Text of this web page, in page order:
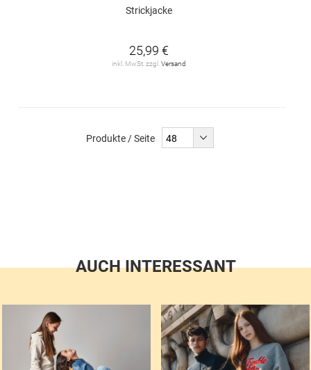
Strickjacke
25,99 €
inkl. MwSt. zzgl. Versand
Produkte / Seite
AUCH INTERESSANT